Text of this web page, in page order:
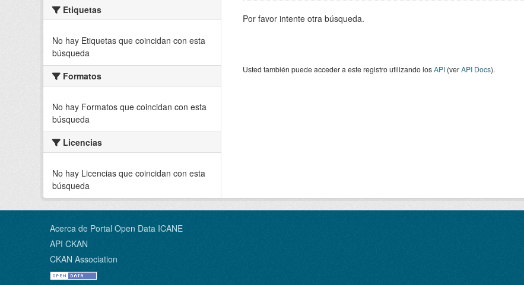
Etiquetas
No hay Etiquetas que coincidan con esta
búsqueda
Formatos
No hay Formatos que coincidan con esta
búsqueda
Licencias
No hay Licencias que coincidan con esta
búsqueda
Por favor intente otra búsqueda.
Usted también puede acceder a este registro utilizando losAPI(verAPI Docs).
Acerca de Portal Open Data ICANE
API CKAN
CKAN Association